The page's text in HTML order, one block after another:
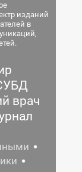
изданий
в
врач